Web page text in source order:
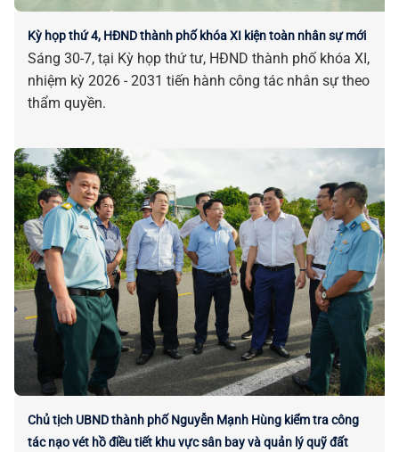
Kỳ họp thứ 4, HĐND thành phố khóa XI kiện toàn nhân sự mới
Sáng 30-7, tại Kỳ họp thứ tư, HĐND thành phố khóa XI,
nhiệm kỳ 2026 - 2031 tiến hành công tác nhân sự theo
thẩm quyền.
Chủ tịch UBND thành phố Nguyễn Mạnh Hùng kiểm tra công
tác nạo vét hồ điều tiết khu vực sân bay và quản lý quỹ đất